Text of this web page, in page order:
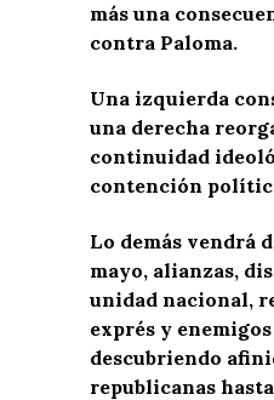
más una
contra Paloma.
Una izquierda
una derecha
continuidad
contención
Lo demás vendrá
mayo, alianzas,
unidad nacional,
exprés y
descubriendo
republicanas